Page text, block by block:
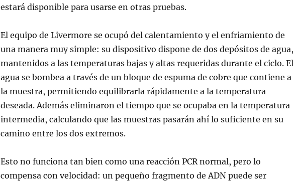
estará disponible para usarse en otras pruebas.
El equipo de Livermore se ocupó del calentamiento y el enfriamiento de
una manera muy simple: su dispositivo dispone de dos depósitos de agua,
mantenidos a las temperaturas bajas y altas requeridas durante el ciclo. El
agua se bombea a través de un bloque de espuma de cobre que contiene a
la muestra, permitiendo equilibrarla rápidamente a la temperatura
deseada. Además eliminaron el tiempo que se ocupaba en la temperatura
intermedia, calculando que las muestras pasarán ahí lo suficiente en su
camino entre los dos extremos.
Esto no funciona tan bien como una reacción PCR normal, pero lo
compensa con velocidad: un pequeño fragmento de ADN puede ser